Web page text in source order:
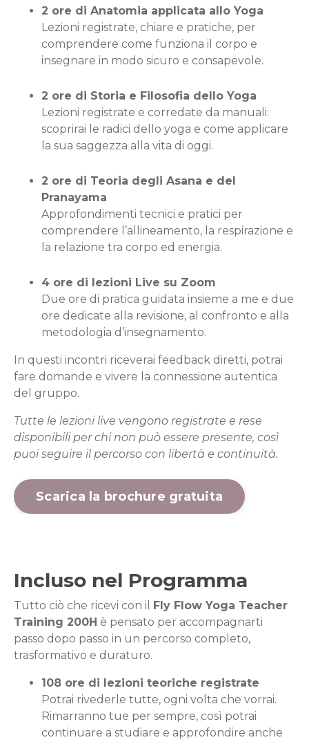
2 ore di Anatomia applicata allo Yoga
Lezioni registrate, chiare e pratiche, per
comprendere come funziona il corpo e
insegnare in modo sicuro e consapevole.
2 ore di Storia e Filosofia dello Yoga
Lezioni registrate e corredate da manuali:
scoprirai le radici dello yoga e come applicare
la sua saggezza alla vita di oggi.
2 ore di Teoria degli Asana e del
Pranayama
Approfondimenti tecnici e pratici per
comprendere l’allineamento, la respirazione e
la relazione tra corpo ed energia.
4 ore di lezioni Live su Zoom
Due ore di pratica guidata insieme a me e due
ore dedicate alla revisione, al confronto e alla
metodologia d’insegnamento.
In questi incontri riceverai feedback diretti, potrai
fare domande e vivere la connessione autentica
del gruppo.
Tutte le lezioni live vengono registrate e rese
disponibili per chi non può essere presente, così
puoi seguire il percorso con libertà e continuità.
Scarica la brochure gratuita
Incluso nel Programma
Tutto ciò che ricevi con il
Fly Flow Yoga Teacher
Training 200H è pensato per accompagnarti
passo dopo passo in un percorso completo,
trasformativo e duraturo.
108 ore di lezioni teoriche registrate
Potrai rivederle tutte, ogni volta che vorrai.
Rimarranno tue per sempre, così potrai
continuare a studiare e approfondire anche